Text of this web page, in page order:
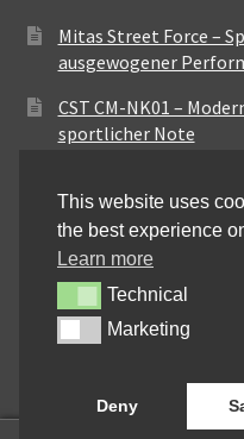
Mitas Street Force –
ausgewogener
CST CM-NK01 –
sportlicher Note
Maxxis MA-ST3 –
für vielseitige Einsätze
Pirelli City Demon –
Alltag
Metzeler Perfect
Straßenperformance
This website uses
the best experience
Learn more
TechnicalTechnical
MarketingMarketing
Deny